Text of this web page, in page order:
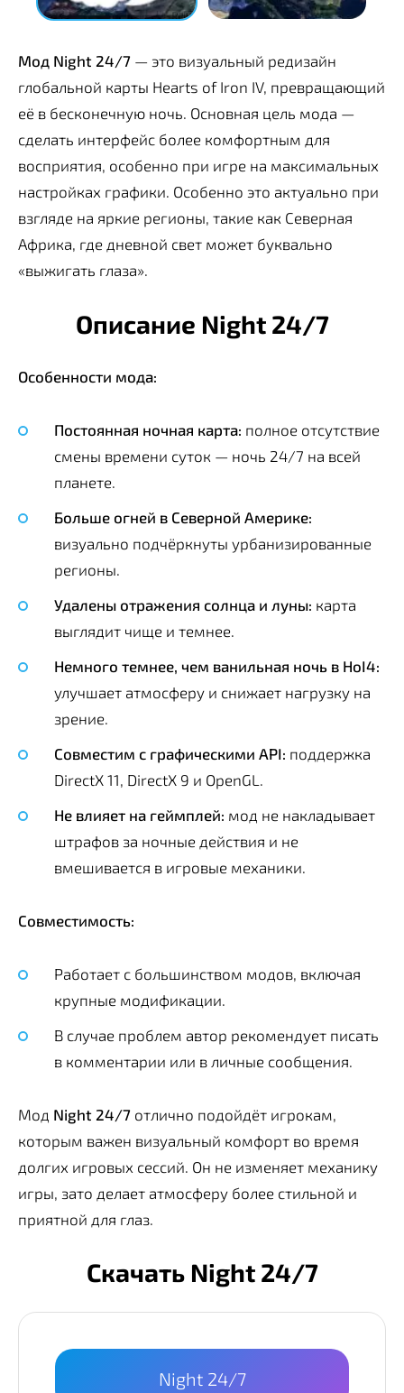
Мод Night 24/7 — это визуальный редизайн
глобальной карты Hearts of Iron IV, превращающий
её в бесконечную ночь. Основная цель мода —
сделать интерфейс более комфортным для
восприятия, особенно при игре на максимальных
настройках графики. Особенно это актуально при
взгляде на яркие регионы, такие как Северная
Африка, где дневной свет может буквально
«выжигать глаза».
Описание Night 24/7
Особенности мода:
Постоянная ночная карта: полное отсутствие
смены времени суток — ночь 24/7 на всей
планете.
Больше огней в Северной Америке:
визуально подчёркнуты урбанизированные
регионы.
Удалены отражения солнца и луны: карта
выглядит чище и темнее.
Немного темнее, чем ванильная ночь в HoI4:
улучшает атмосферу и снижает нагрузку на
зрение.
Совместим с графическими API: поддержка
DirectX 11, DirectX 9 и OpenGL.
Не влияет на геймплей: мод не накладывает
штрафов за ночные действия и не
вмешивается в игровые механики.
Совместимость:
Работает с большинством модов, включая
крупные модификации.
В случае проблем автор рекомендует писать
в комментарии или в личные сообщения.
Мод Night 24/7 отлично подойдёт игрокам,
которым важен визуальный комфорт во время
долгих игровых сессий. Он не изменяет механику
игры, зато делает атмосферу более стильной и
приятной для глаз.
Скачать Night 24/7
Night 24/7